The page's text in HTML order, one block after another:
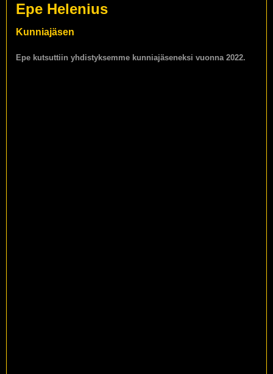
Epe Helenius
Kunniajäsen
Epe kutsuttiin yhdistyksemme kunniajäseneksi vuonna 2022.